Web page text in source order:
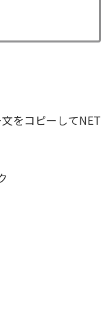
をコピーしてNET